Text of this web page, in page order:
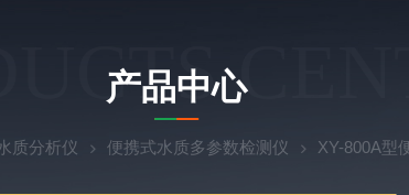
产品中心
质分析仪 便携式水质多参数检测仪 XY-800A型